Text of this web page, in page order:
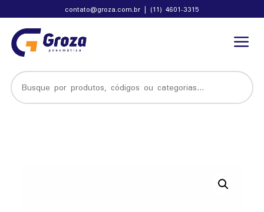
contato@groza.com.br | (11) 4601-3315
a